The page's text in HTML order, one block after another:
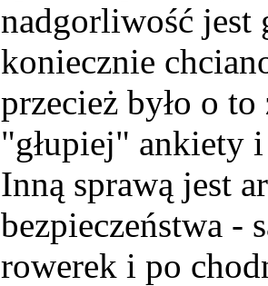
nadgorliwość jest
koniecznie
przecież było o
"głupiej" ankiety
Inną sprawą jest
bezpieczeństwa -
rowerek i po